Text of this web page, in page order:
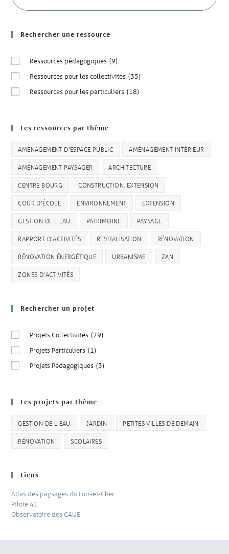
Rechercher une ressource
Ressources pédagogiques (9)
Ressources pour les collectivités (35)
Ressources pour les particuliers (18)
Les ressources par thème
AMÉNAGEMENT D'ESPACE PUBLIC AMÉNAGEMENT INTÉRIEUR
AMÉNAGEMENT PAYSAGER ARCHITECTURE
CENTRE BOURG CONSTRUCTION, EXTENSION
COUR D'ÉCOLE ENVIRONNEMENT EXTENSION
GESTION DE L'EAU PATRIMOINE PAYSAGE
RAPPORT D'ACTIVITÉS REVITALISATION RÉNOVATION
RÉNOVATION ÉNERGÉTIQUE URBANISME ZAN
ZONES D'ACTIVITÉS
Rechercher un projet
Projets Collectivités (29)
Projets Particuliers (1)
Projets Pédagogiques (3)
Les projets par thème
GESTION DE L'EAU JARDIN PETITES VILLES DE DEMAIN
RÉNOVATION SCOLAIRES
Liens
Atlas des paysages du Loir-et-Cher
Pilote 41
Observatoire des CAUE